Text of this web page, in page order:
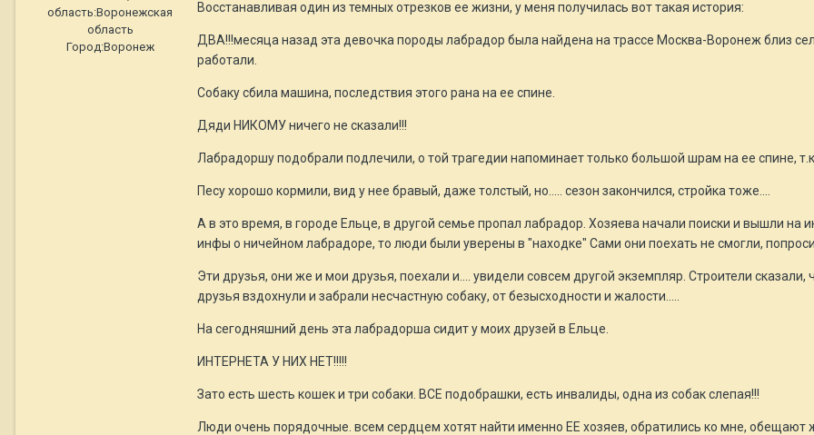
область:Воронежская
область
Город:Воронеж
Восстанавливая один из темных отрезков ее жизни, у меня получилась вот такая история:
ДВА!!!месяца назад эта девочка породы лабрадор была найдена на трассе Москва-Воронеж близ
работали.
Собаку сбила машина, последствия этого рана на ее спине.
Дяди НИКОМУ ничего не сказали!!!
Лабрадоршу подобрали подлечили, о той трагедии напоминает только большой шрам на ее спине,
Песу хорошо кормили, вид у нее бравый, даже толстый, но..... сезон закончился, стройка тоже....
А в это время, в городе Ельце, в другой семье пропал лабрадор. Хозяева начали поиски и вышли на
инфы о ничейном лабрадоре, то люди были уверены в "находке" Сами они поехать не смогли,
Эти друзья, они же и мои друзья, поехали и.... увидели совсем другой экземпляр. Строители
друзья вздохнули и забрали несчастную собаку, от безысходности и жалости.....
На сегодняшний день эта лабрадорша сидит у моих друзей в Ельце.
ИНТЕРНЕТА У НИХ НЕТ!!!!!
Зато есть шесть кошек и три собаки. ВСЕ подобрашки, есть инвалиды, одна из собак слепая!!!
Люди очень порядочные. всем сердцем хотят найти именно ЕЕ хозяев, обратились ко мне, обещают